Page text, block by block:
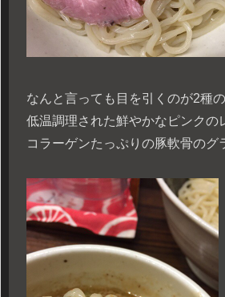
なんと言っても目を引くのが2種
低温調理された鮮やかなピンクの
コラーゲンたっぷりの豚軟骨のグ